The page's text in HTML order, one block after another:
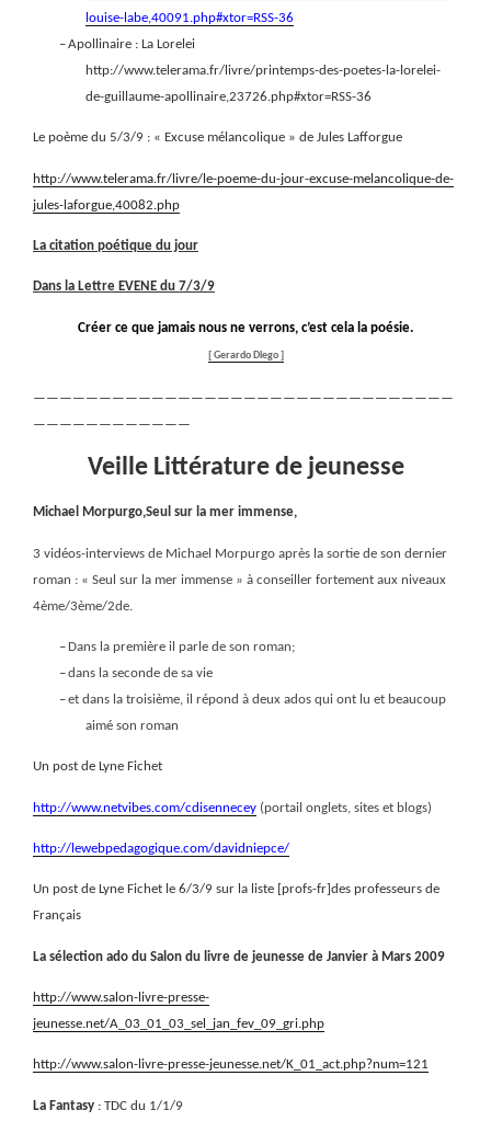
louise-labe,40091.php#xtor=RSS-36
–Apollinaire : La Lorelei
http://www.telerama.fr/livre/printemps-des-poetes-la-lorelei-
de-guillaume-apollinaire,23726.php#xtor=RSS-36
Le poème du 5/3/9 : « Excuse mélancolique » de Jules Lafforgue
http://www.telerama.fr/livre/le-poeme-du-jour-excuse-melancolique-de-
jules-laforgue,40082.php
La citation poétique du jour
Dans la Lettre EVENE du 7/3/9
Créer ce que jamais nous ne verrons, c’est cela la poésie.
[ Gerardo Diego ]
————————————————————————————————
————————————
Veille Littérature de jeunesse
Michael Morpurgo,Seul sur la mer immense,
3 vidéos-interviews de Michael Morpurgo après la sortie de son dernier
roman : « Seul sur la mer immense » à conseiller fortement aux niveaux
4ème/3ème/2de.
–Dans la première il parle de son roman;
–dans la seconde de sa vie
–et dans la troisième, il répond à deux ados qui ont lu et beaucoup
aimé son roman
Un post de Lyne Fichet
http://www.netvibes.com/cdisennecey (portail onglets, sites et blogs)
http://lewebpedagogique.com/davidniepce/
Un post de Lyne Fichet le 6/3/9 sur la liste [profs-fr]des professeurs de
Français
La sélection ado du Salon du livre de jeunesse de Janvier à Mars 2009
http://www.salon-livre-presse-
jeunesse.net/A_03_01_03_sel_jan_fev_09_gri.php
http://www.salon-livre-presse-jeunesse.net/K_01_act.php?num=121
La Fantasy : TDC du 1/1/9